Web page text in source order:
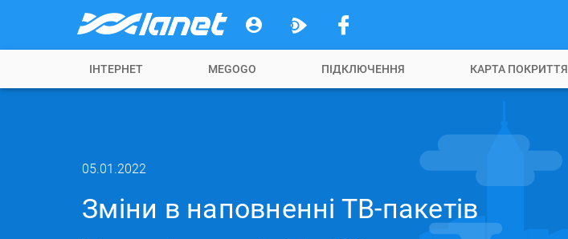
ІНТЕРНЕТ MEGOGO ПІДКЛЮЧЕННЯ КАРТА ПОКРИТТЯ
05.01.2022
Зміни в наповненні ТВ-пакетів